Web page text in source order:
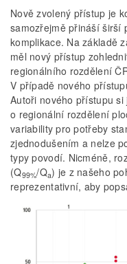
Nově zvolený přístup je
samozřejmě přináší širší
komplikace. Na základě
měl nový přístup
regionálního rozdělení
V případě nového
Autoři nového přístupu
o regionální rozdělení
variability pro potřeby
zjednodušením a nelze
typy povodí. Nicméně,
(Q99%/Qa) je z našeho
reprezentativní, aby